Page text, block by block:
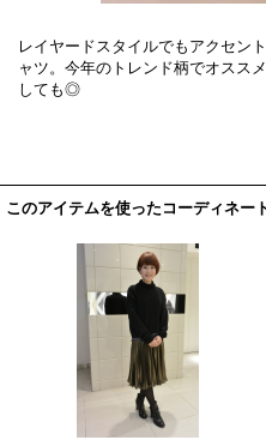
レイヤードスタイルでもアクセン
ャツ。今年のトレンド柄でオスス
しても◎
このアイテムを使ったコーディネー